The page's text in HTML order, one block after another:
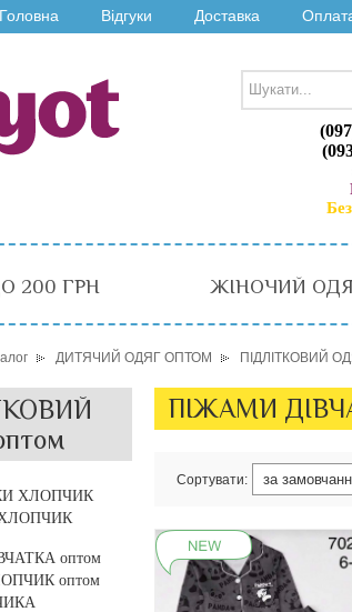
Головна Відгуки Доставка
200 ГРН ЖІНОЧИЙ
ДИТЯЧИЙ ОДЯГ ОПТОМ ПІДЛІТКОВИЙ
ХЛОПЧИК
оптом
оптом
ПІЖАМИ
Сортувати: